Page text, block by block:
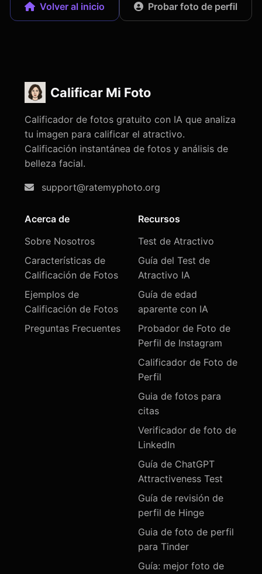
Volver al inicio Probar foto de perfil
Calificar Mi Foto
Calificador de fotos gratuito con IA que analiza
tu imagen para calificar el atractivo.
Calificación instantánea de fotos y análisis de
belleza facial.
support@ratemyphoto.org
Acerca de
Sobre Nosotros
Características de
Calificación de Fotos
Ejemplos de
Calificación de Fotos
Preguntas Frecuentes
Recursos
Test de Atractivo
Guía del Test de
Atractivo IA
Guía de edad
aparente con IA
Probador de Foto de
Perfil de Instagram
Calificador de Foto de
Perfil
Guia de fotos para
citas
Verificador de foto de
LinkedIn
Guía de ChatGPT
Attractiveness Test
Guía de revisión de
perfil de Hinge
Guia de foto de perfil
para Tinder
Guía: mejor foto de